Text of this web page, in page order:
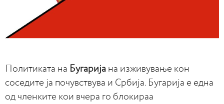
Политиката на Бугарија на изживување кон
соседите ја почувствува и Србија. Бугарија е една
од членките кои вчера го блокираа